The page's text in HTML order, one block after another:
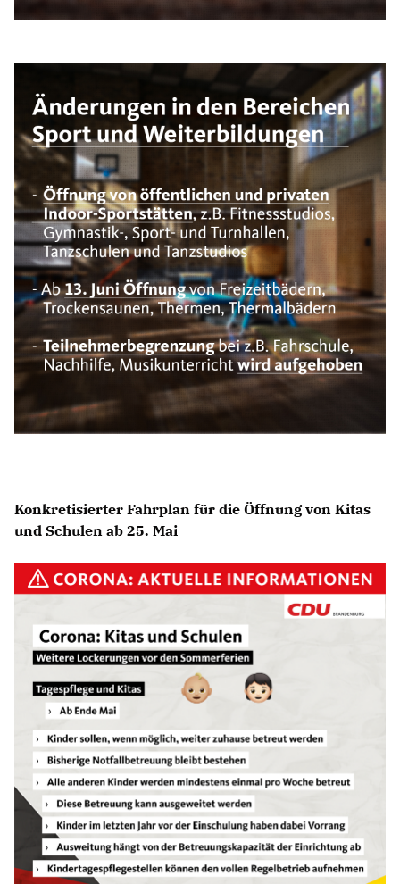
Konkretisierter Fahrplan für die Öffnung von Kitas
und Schulen ab 25. Mai